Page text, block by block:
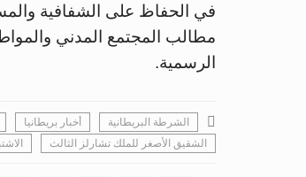
في الحفاظ على الشفافية
مطالب المجتمع المدني
الرسمية.
الشرطة البريطانية أخبار بريطانيا
الشقيق الأصغر للملك تشارلز الثالث